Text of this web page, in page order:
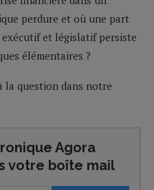
perdure et où une part
et législatif persiste
élémentaires ?
la question dans notre
Agora
votre boîte mail